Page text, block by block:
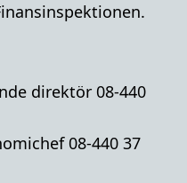
direktör 08-440
08-440 37